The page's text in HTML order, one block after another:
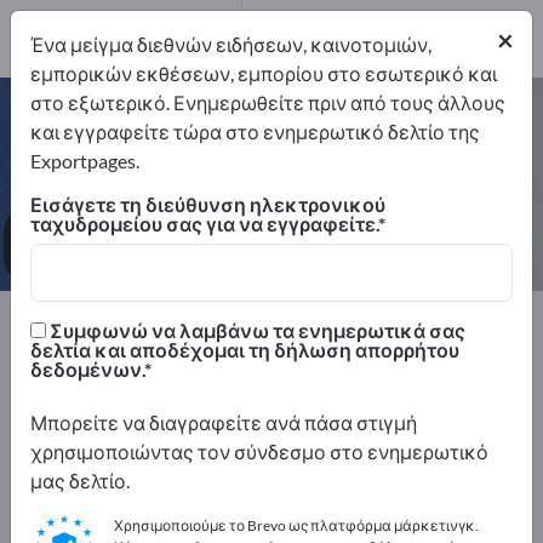
Αυτοκόλλητες πινακίδες – βρείτε
κατασκευαστές και προμηθευτές
Εξαγωγείς
1
Κατασκευαστής
1
Exportpages
Εξοπλισμός της εταιρείας / επίπλωση ιδρυμάτων
Πινακίδες βιομηχανικών εγκαταστάσεων
Διαφημιστείτε δωρεάν στο
Exportpages!
×
Ένα μείγμα διεθνών ειδήσεων, καινοτομιών,
εμπορικών εκθέσεων, εμπορίου στο εσωτερικό και
στο εξωτερικό. Ενημερωθείτε πριν από τους άλλους
και εγγραφείτε τώρα στο ενημερωτικό δελτίο της
Exportpages.
Εισάγετε τη διεύθυνση ηλεκτρονικού
ταχυδρομείου σας για να εγγραφείτε.
Συμφωνώ να λαμβάνω τα ενημερωτικά σας
δελτία και αποδέχομαι τη δήλωση απορρήτου
δεδομένων.
Μπορείτε να διαγραφείτε ανά πάσα στιγμή
χρησιμοποιώντας τον σύνδεσμο στο ενημερωτικό
μας δελτίο.
Χρησιμοποιούμε το Brevo ως πλατφόρμα μάρκετινγκ.